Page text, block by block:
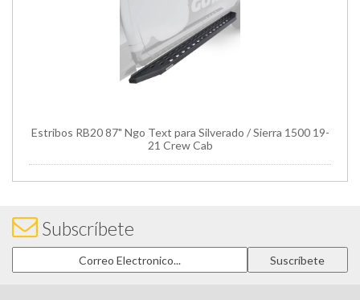
Estribos RB20 87" Ngo Text para Silverado / Sierra 1500 19-
21 Crew Cab
Subscríbete